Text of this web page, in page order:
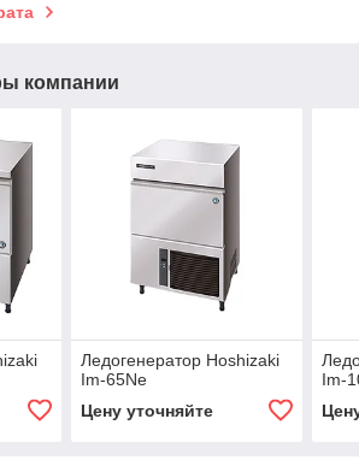
компании
Ледогенератор Hoshizaki
Im-65Ne
Цену уточняйте
Im-